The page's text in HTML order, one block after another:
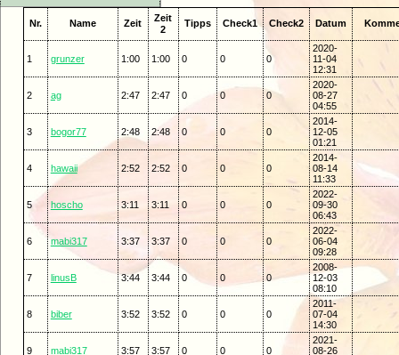
Nr. Name Zeit
Zeit
2
Tipps Check1 Check2 Datum
1 grunzer 1:00 1:00 0 0 0
2020-
11-04
12:31
2 ag 2:47 2:47 0 0 0
2020-
08-27
04:55
3 bogor77 2:48 2:48 0 0 0
2014-
12-05
01:21
4 hawaii 2:52 2:52 0 0 0
2014-
08-14
11:33
5 hoscho 3:11 3:11 0 0 0
2022-
09-30
06:43
6 mabi317 3:37 3:37 0 0 0
2022-
06-04
09:28
7 linusB 3:44 3:44 0 0 0
2008-
12-03
08:10
8 biber 3:52 3:52 0 0 0
2011-
07-04
14:30
9 mabi317 3:57 3:57 0 0 0
2021-
08-26